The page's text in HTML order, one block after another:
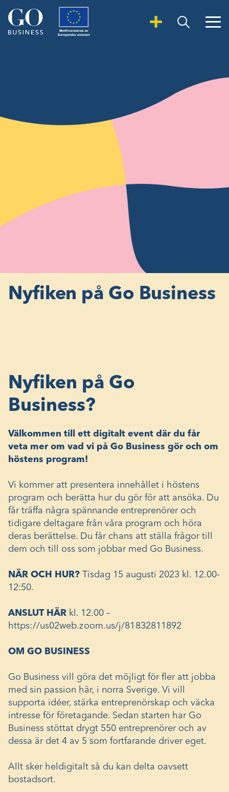
Open Search
Nyfiken på Go Business
Nyfiken på Go
Business?
Välkommen till ett digitalt event där du får
veta mer om vad vi på Go Business gör och om
höstens program!
Vi kommer att presentera innehållet i höstens
program och berätta hur du gör för att ansöka. Du
får träffa några spännande entreprenörer och
tidigare deltagare från våra program och höra
deras berättelse. Du får chans att ställa frågor till
dem och till oss som jobbar med Go Business.
NÄR OCH HUR? Tisdag 15 augusti 2023 kl. 12.00-
12:50.
ANSLUT HÄR kl. 12.00 –
https://us02web.zoom.us/j/81832811892
OM GO BUSINESS
Go Business vill göra det möjligt för fler att jobba
med sin passion här, i norra Sverige. Vi vill
supporta idéer, stärka entreprenörskap och väcka
intresse för företagande. Sedan starten har Go
Business stöttat drygt 550 entreprenörer och av
dessa är det 4 av 5 som fortfarande driver eget.
Allt sker heldigitalt så du kan delta oavsett
bostadsort.